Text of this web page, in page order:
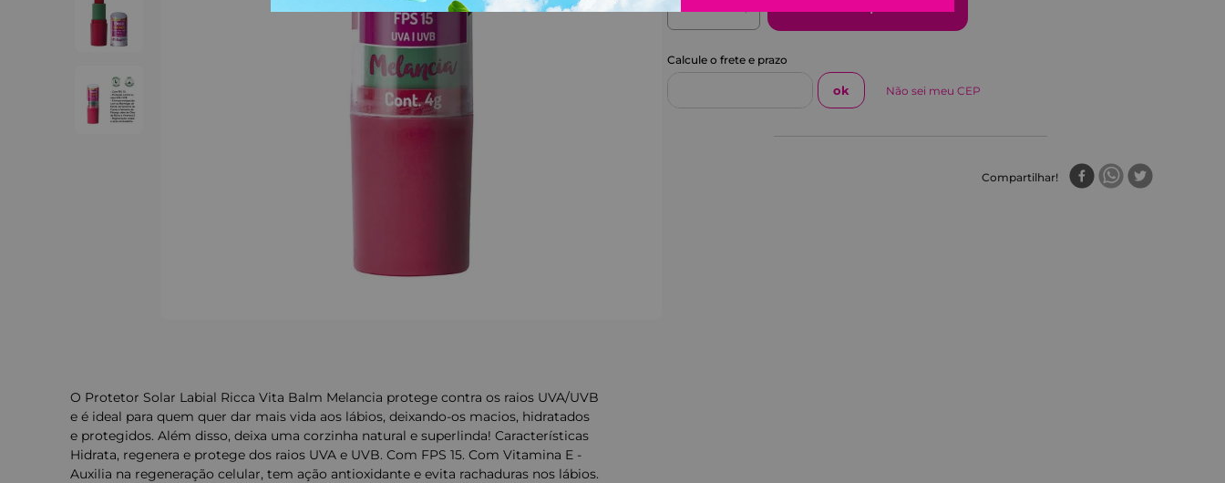
Não sei meu CEP
Compartilhar
O Protetor Solar Labial Ricca Vita Balm Melancia protege contra os raios UVA/UVB
e é ideal para quem quer dar mais vida aos lábios, deixando-os macios, hidratados
e protegidos. Além disso, deixa uma corzinha natural e superlinda! Características
Hidrata, regenera e protege dos raios UVA e UVB. Com FPS 15. Com Vitamina E -
Auxilia na regeneração celular, tem ação antioxidante e evita rachaduras nos lábios.